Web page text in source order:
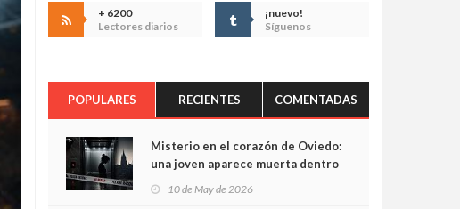
+ 6200
Lectores diarios
¡nuevo!
Síguenos
POPULARES RECIENTES COMENTADAS
Misterio en el corazón de Oviedo:
una joven aparece muerta dentro
cámaras captan sus últimos
10 de May de 2026